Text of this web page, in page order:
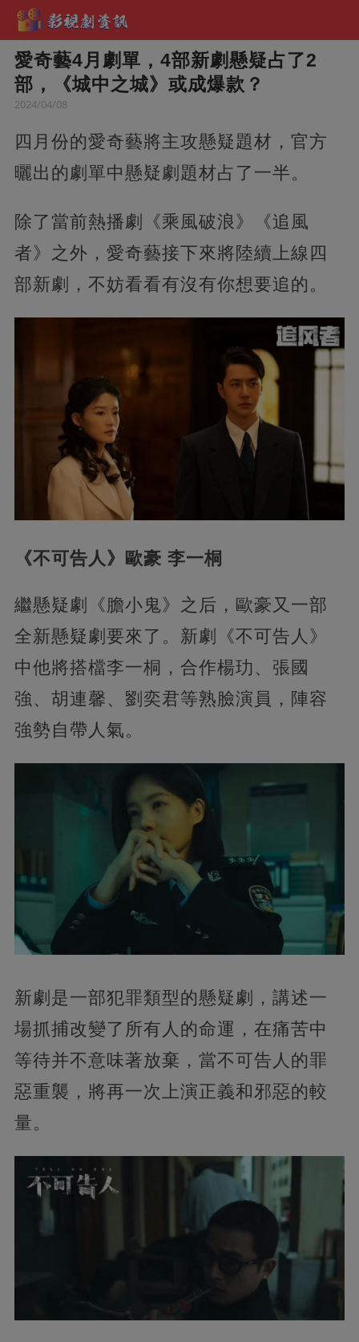
愛奇藝4月劇單，4部新劇懸疑占了2
部，《城中之城》或成爆款？
2024/04/08
四月份的愛奇藝將主攻懸疑題材，官方
曬出的劇單中懸疑劇題材占了一半。
除了當前熱播劇《乘風破浪》《追風
者》之外，愛奇藝接下來將陸續上線四
部新劇，不妨看看有沒有你想要追的。
《不可告人》歐豪 李一桐
繼懸疑劇《膽小鬼》之后，歐豪又一部
全新懸疑劇要來了。新劇《不可告人》
中他將搭檔李一桐，合作楊玏、張國
強、胡連馨、劉奕君等熟臉演員，陣容
強勢自帶人氣。
新劇是一部犯罪類型的懸疑劇，講述一
場抓捕改變了所有人的命運，在痛苦中
等待并不意味著放棄，當不可告人的罪
惡重襲，將再一次上演正義和邪惡的較
量。